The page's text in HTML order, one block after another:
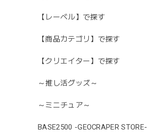
【レーベル】で探す
【商品カテゴリ】で探す
【クリエイター】で探す
～推し活グッズ～
～ミニチュア～
BASE2500 -GEOCRAPER STORE-